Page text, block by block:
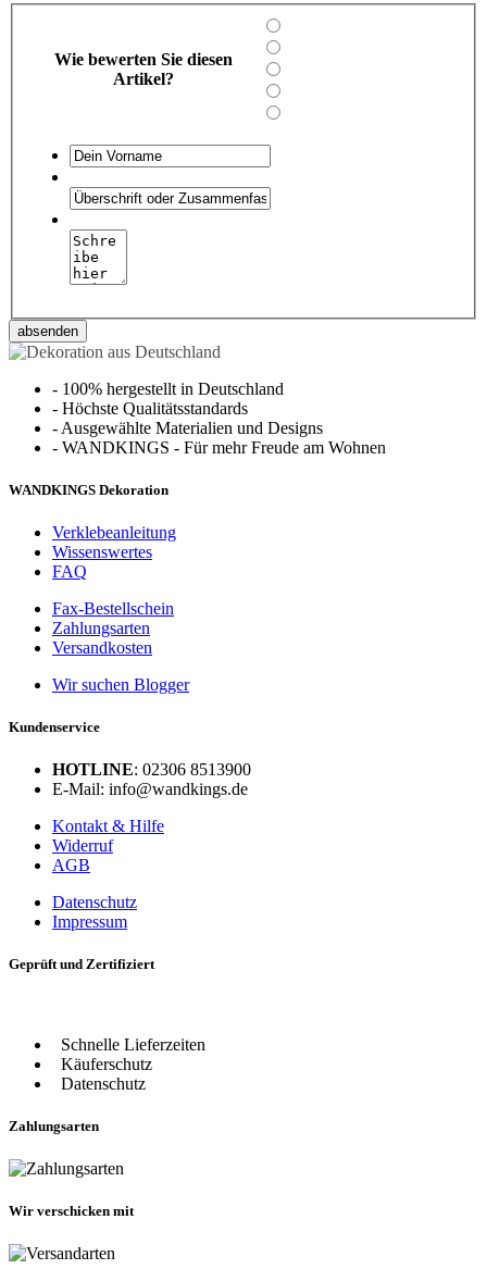
Wie bewerten Sie diesen
Artikel?
absenden
- 100% hergestellt in Deutschland
- Höchste Qualitätsstandards
- Ausgewählte Materialien und Designs
- WANDKINGS - Für mehr Freude am Wohnen
WANDKINGS Dekoration
Verklebeanleitung
Wissenswertes
FAQ
Fax-Bestellschein
Zahlungsarten
Versandkosten
Wir suchen Blogger
Kundenservice
HOTLINE: 02306 8513900
E-Mail: info@wandkings.de
Kontakt & Hilfe
Widerruf
AGB
Datenschutz
Impressum
Geprüft und Zertifiziert
Schnelle Lieferzeiten
Käuferschutz
Datenschutz
Zahlungsarten
Wir verschicken mit